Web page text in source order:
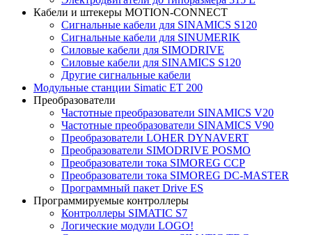
Кабели и штекеры MOTION-CONNECT
Сигнальные кабели для SINAMICS S120
Сигнальные кабели для SINUMERIK
Силовые кабели для SIMODRIVE
Силовые кабели для SINAMICS S120
Другие сигнальные кабели
Модульные станции Simatic ET 200
Преобразователи
Частотные преобразователи SINAMICS V20
Частотные преобразователи SINAMICS V90
Преобразователи LOHER DYNAVERT
Преобразователи SIMODRIVE POSMO
Преобразователи тока SIMOREG CCP
Преобразователи тока SIMOREG DC-MASTER
Программный пакет Drive ES
Программируемые контроллеры
Контроллеры SIMATIC S7
Логические модули LOGO!